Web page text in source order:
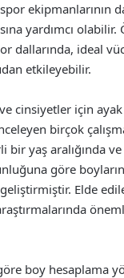
ekipmanlarının
yardımcı
dallarında, ideal
etkileyebilir.
cinsiyetler için
birçok
bir yaş aralığında
göre
Elde
boy hesaplama